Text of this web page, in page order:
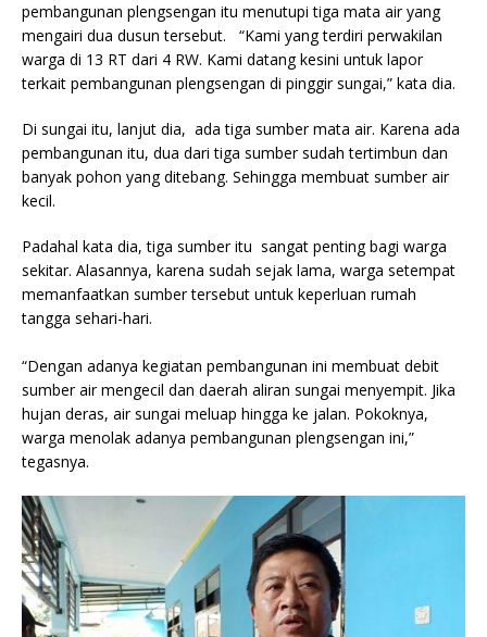
pembangunan plengsengan itu menutupi tiga mata air yang
mengairi dua dusun tersebut. “Kami yang terdiri perwakilan
warga di 13 RT dari 4 RW. Kami datang kesini untuk lapor
terkait pembangunan plengsengan di pinggir sungai,” kata dia.
Di sungai itu, lanjut dia, ada tiga sumber mata air. Karena ada
pembangunan itu, dua dari tiga sumber sudah tertimbun dan
banyak pohon yang ditebang. Sehingga membuat sumber air
kecil.
Padahal kata dia, tiga sumber itu sangat penting bagi warga
sekitar. Alasannya, karena sudah sejak lama, warga setempat
memanfaatkan sumber tersebut untuk keperluan rumah
tangga sehari-hari.
“Dengan adanya kegiatan pembangunan ini membuat debit
sumber air mengecil dan daerah aliran sungai menyempit. Jika
hujan deras, air sungai meluap hingga ke jalan. Pokoknya,
warga menolak adanya pembangunan plengsengan ini,”
tegasnya.